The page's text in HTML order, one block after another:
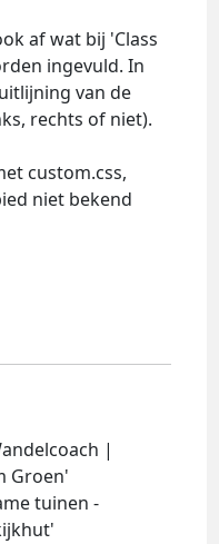
af wat bij 'Class
ingevuld. In
van de
rechts of niet).
custom.css,
niet bekend
|
Groen'
tuinen -